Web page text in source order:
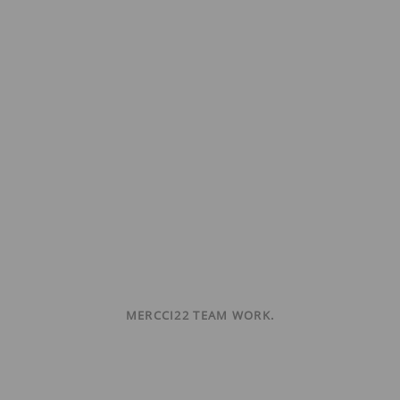
MERCCI22 TEAM WORK.